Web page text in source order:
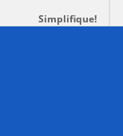
Simplifique!